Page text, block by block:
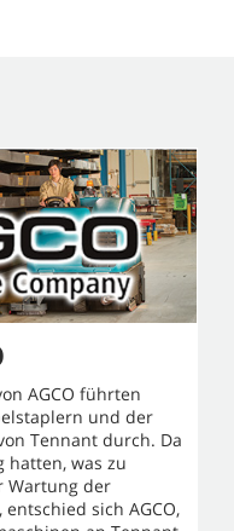
AGCO führten
und der
Tennant durch. Da
hatten, was zu
Wartung der
sich AGCO,